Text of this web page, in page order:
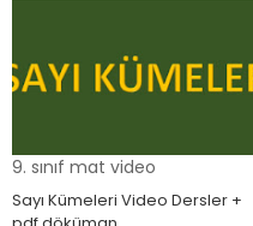
9. sınıf mat video
Sayı Kümeleri Video Dersler +